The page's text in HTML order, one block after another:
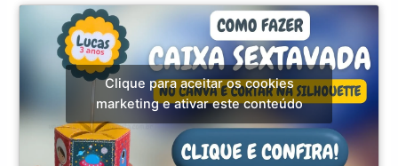
Clique para aceitar os cookies
marketing e ativar este conteúdo